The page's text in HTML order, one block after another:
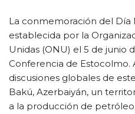
La conmemoración del
establecida por la
Unidas (ONU) el 5 de junio
Conferencia de Estocolmo.
discusiones globales de
Bakú, Azerbaiyán, un
a la producción de